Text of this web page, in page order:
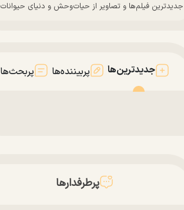
جدیدترین فیلم‌ها و تصاویر از حیات‌وحش و دنیای حیوانات
جدیدترین‌ها پربیننده‌ها پربحث‌ها
پرطرفدارها